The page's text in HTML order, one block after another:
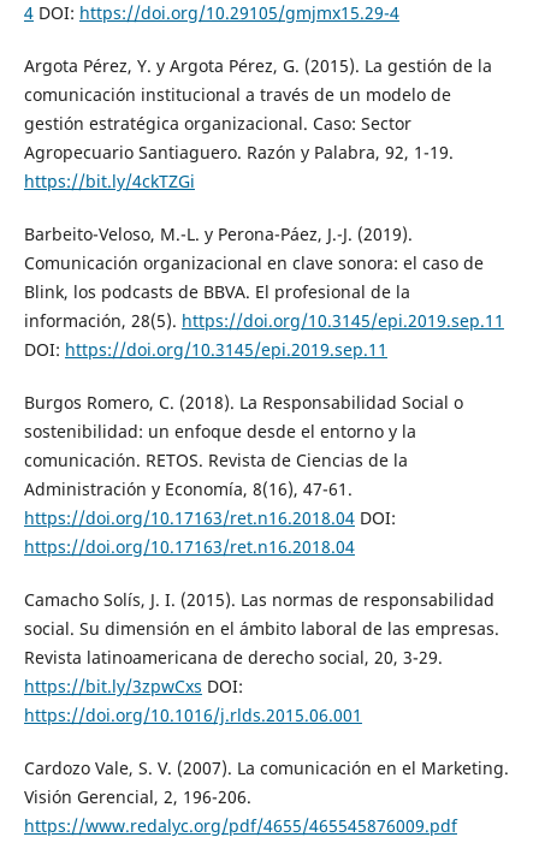
4DOI: https://doi.org/10.29105/gmjmx15.29-4
Argota Pérez, Y. y Argota Pérez, G. (2015). La gestión de la
comunicación institucional a través de un modelo de
gestión estratégica organizacional. Caso: Sector
Agropecuario Santiaguero. Razón y Palabra, 92, 1-19.
https://bit.ly/4ckTZGi
Barbeito-Veloso, M.-L. y Perona-Páez, J.-J. (2019).
Comunicación organizacional en clave sonora: el caso de
Blink, los podcasts de BBVA. El profesional de la
información, 28(5). https://doi.org/10.3145/epi.2019.sep.11
DOI: https://doi.org/10.3145/epi.2019.sep.11
Burgos Romero, C. (2018). La Responsabilidad Social o
sostenibilidad: un enfoque desde el entorno y la
comunicación. RETOS. Revista de Ciencias de la
Administración y Economía, 8(16), 47-61.
https://doi.org/10.17163/ret.n16.2018.04DOI:
https://doi.org/10.17163/ret.n16.2018.04
Camacho Solís, J. I. (2015). Las normas de responsabilidad
social. Su dimensión en el ámbito laboral de las empresas.
Revista latinoamericana de derecho social, 20, 3-29.
https://bit.ly/3zpwCxs DOI:
https://doi.org/10.1016/j.rlds.2015.06.001
Cardozo Vale, S. V. (2007). La comunicación en el Marketing.
Visión Gerencial, 2, 196-206.
https://www.redalyc.org/pdf/4655/465545876009.pdf